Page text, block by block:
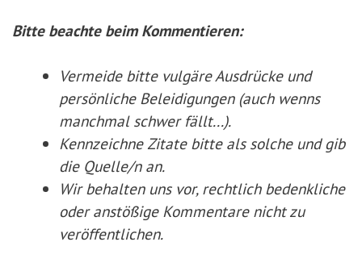
Bitte beachte beim Kommentieren:
Vermeide bitte vulgäre Ausdrücke und
persönliche Beleidigungen (auch wenns
manchmal schwer fällt...).
Kennzeichne Zitate bitte als solche und gib
die Quelle/n an.
Wir behalten uns vor, rechtlich bedenkliche
oder anstößige Kommentare nicht zu
veröffentlichen.